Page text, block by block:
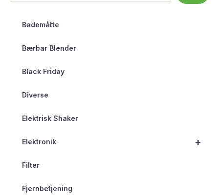
Bademåtte
Bærbar Blender
Black Friday
Diverse
Elektrisk Shaker
+
Elektronik
Filter
Fjernbetjening